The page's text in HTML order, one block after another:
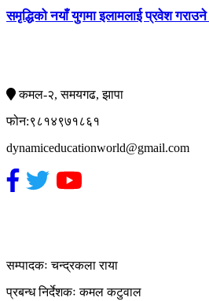
समृद्धिको नयाँ युगमा इलामलाई प्रवेश
कमल-२, समयगढ, झापा
फोन:९८१४९७१८६१
dynamiceducationworld@gmail.com
सम्पादकः चन्द्रकला राया
प्रबन्ध निर्देशकः कमल कटुवाल